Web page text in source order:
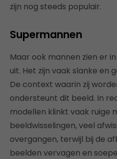
zijn nog steeds populair.
Supermannen
Maar ook mannen zien er
uit. Het zijn vaak slanke en
De context waarin zij
ondersteunt dit beeld. In
modellen klinkt vaak ruige
beeldwisselingen, veel
overgangen, terwijl bij de
beelden vervagen en